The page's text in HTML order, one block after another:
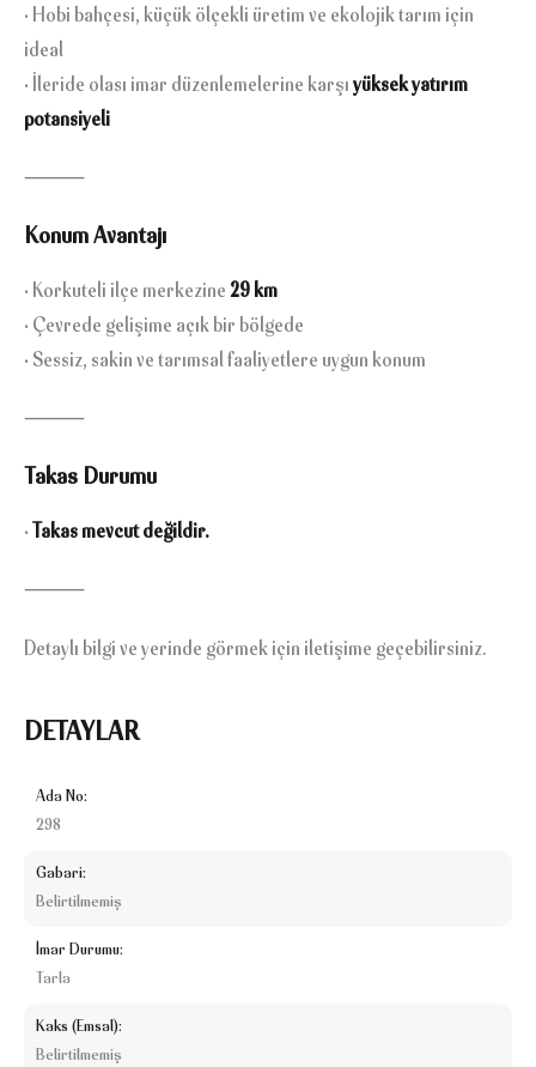
• Hobi bahçesi, küçük ölçekli üretim ve ekolojik tarım için
ideal
• İleride olası imar düzenlemelerine karşı yüksek yatırım
potansiyeli
⸻
Konum Avantajı
• Korkuteli ilçe merkezine 29 km
• Çevrede gelişime açık bir bölgede
• Sessiz, sakin ve tarımsal faaliyetlere uygun konum
⸻
Takas Durumu
• Takas mevcut değildir.
⸻
Detaylı bilgi ve yerinde görmek için iletişime geçebilirsiniz.
DETAYLAR
Ada No:
298
Gabari:
Belirtilmemiş
İmar Durumu:
Tarla
Kaks (Emsal):
Belirtilmemiş